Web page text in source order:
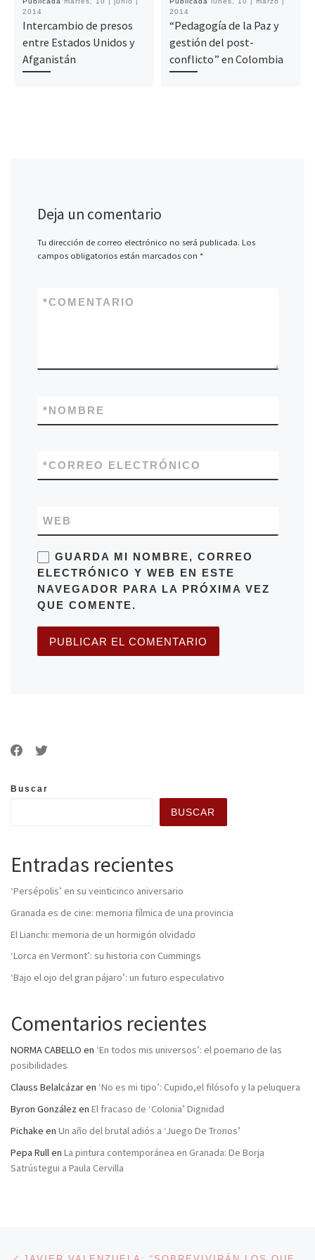
2014
Intercambio de presos
entre Estados Unidos y
Afganistán
2014
“Pedagogía de la Paz y
gestión del post-
conflicto” en Colombia
Deja un comentario
Tu dirección de correo electrónico no será publicada. Los
campos obligatorios están marcados con *
COMENTARIO
*
NOMBRE
*
CORREO ELECTRÓNICO
*
WEB
GUARDA MI NOMBRE, CORREO
ELECTRÓNICO Y WEB EN ESTE
NAVEGADOR PARA LA PRÓXIMA VEZ
QUE COMENTE.
Buscar
BUSCAR
Entradas recientes
‘Persépolis’ en su veinticinco aniversario
Granada es de cine: memoria fílmica de una provincia
El Lianchi: memoria de un hormigón olvidado
‘Lorca en Vermont’: su historia con Cummings
‘Bajo el ojo del gran pájaro’: un futuro especulativo
Comentarios recientes
NORMA CABELLO en ‘En todos mis universos’: el poemario de las
posibilidades
Clauss Belalcázaren ‘No es mi tipo’: Cupido,el filósofo y la peluquera
Byron González en El fracaso de ‘Colonia’ Dignidad
Pichake en Un año del brutal adiós a ‘Juego De Tronos’
Pepa Rullen La pintura contemporánea en Granada: De Borja
Satrústegui a Paula Cervilla
Navegación de entradas